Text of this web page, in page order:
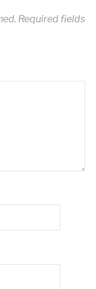
Required fields